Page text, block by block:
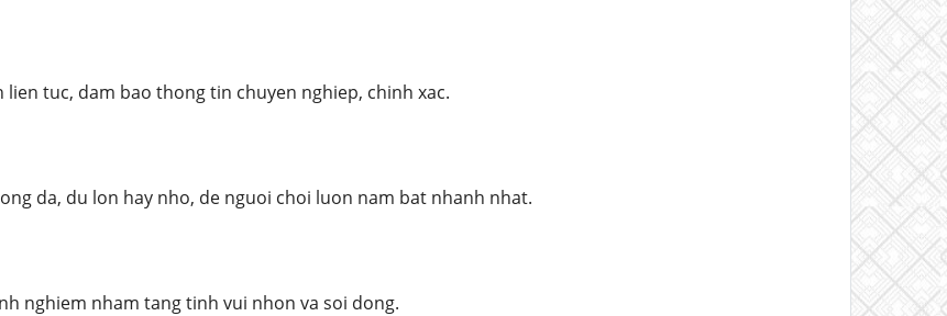
lien tuc, dam bao thong tin chuyen nghiep, chinh xac.
da, du lon hay nho, de nguoi choi luon nam bat nhanh nhat.
nghiem nham tang tinh vui nhon va soi dong.